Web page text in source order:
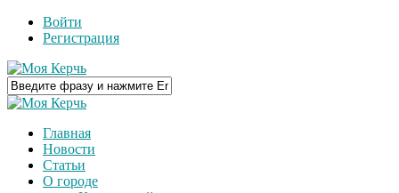
Войти
Регистрация
Главная
Новости
Статьи
О городе